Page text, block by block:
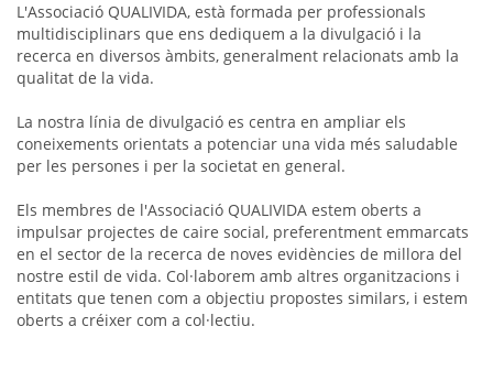
L'Associació QUALIVIDA, està formada per professionals
multidisciplinars que ens dediquem a la divulgació i la
recerca en diversos àmbits, generalment relacionats amb la
qualitat de la vida.
La nostra línia de divulgació es centra en ampliar els
coneixements orientats a potenciar una vida més saludable
per les persones i per la societat en general.
Els membres de l'Associació QUALIVIDA estem oberts a
impulsar projectes de caire social, preferentment emmarcats
en el sector de la recerca de noves evidències de millora del
nostre estil de vida. Col·laborem amb altres organitzacions i
entitats que tenen com a objectiu propostes similars, i estem
oberts a créixer com a col·lectiu.